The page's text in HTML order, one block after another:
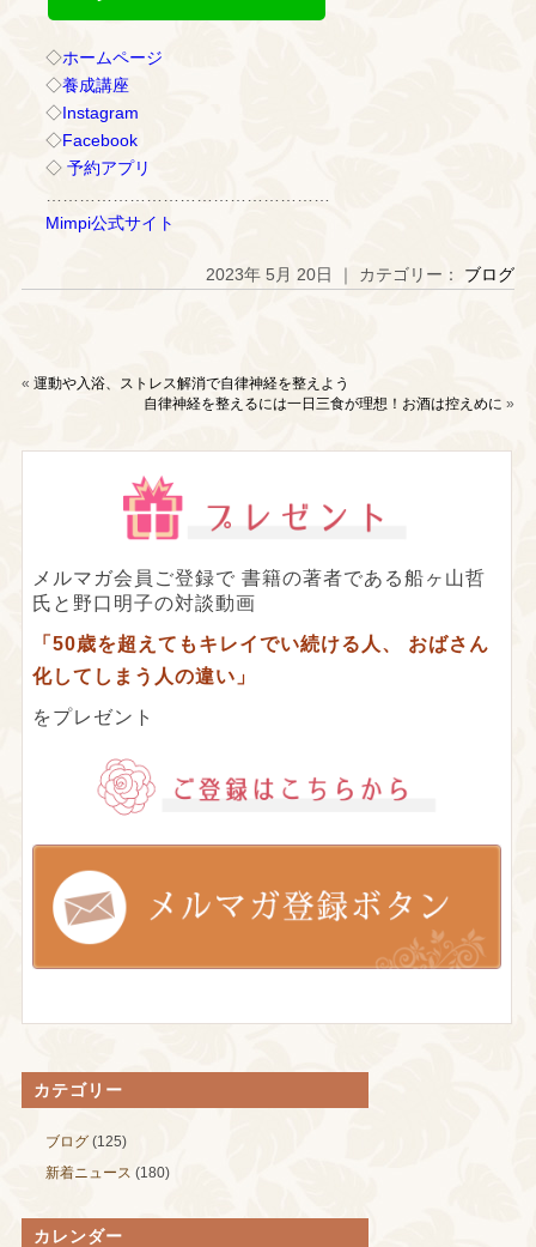
◇ホームページ
◇養成講座
◇Instagram
◇Facebook
◇ 予約アプリ
Mimpi公式サイト
2023年 5月 20日 ｜ カテゴリー： ブログ
« 運動や入浴、ストレス解消で自律神経を整えよう
自律神経を整えるには一日三食が理想！お酒は控えめに »
メルマガ会員ご登録で 書籍の著者である船ヶ山哲
氏と野口明子の対談動画
「50歳を超えてもキレイでい続ける人、
おばさん
化してしまう人の違い」
をプレゼント
カテゴリー
ブログ(125)
新着ニュース (180)
カレンダー